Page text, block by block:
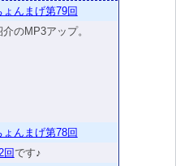
んまげ第79回
のMP3アップ。
んまげ第78回
回です♪